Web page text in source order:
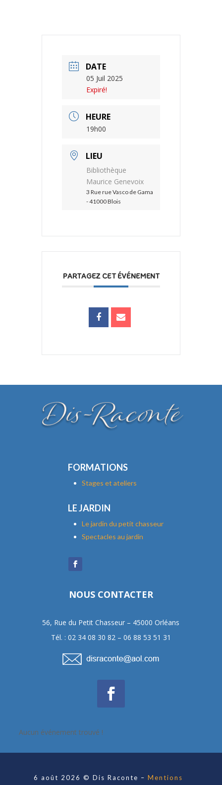
DATE
05 Juil 2025
Expiré!
HEURE
19h00
LIEU
Bibliothèque
Maurice Genevoix
3 Rue rue Vasco de Gama
- 41000 Blois
PARTAGEZ CET ÉVÉNEMENT
FORMATIONS
Stages et ateliers
LE JARDIN
Le jardin du petit chasseur
Spectacles au jardin
NOUS CONTACTER
56, Rue du Petit Chasseur – 45000 Orléans
Tél. : 02 34 08 30 82 – 06 88 53 51 31
Aucun événement trouvé !
6 août 2026 © Dis Raconte –Mentions